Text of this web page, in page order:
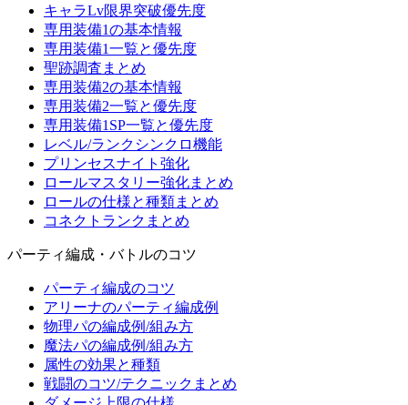
キャラLv限界突破優先度
専用装備1の基本情報
専用装備1一覧と優先度
聖跡調査まとめ
専用装備2の基本情報
専用装備2一覧と優先度
専用装備1SP一覧と優先度
レベル/ランクシンクロ機能
プリンセスナイト強化
ロールマスタリー強化まとめ
ロールの仕様と種類まとめ
コネクトランクまとめ
パーティ編成・バトルのコツ
パーティ編成のコツ
アリーナのパーティ編成例
物理パの編成例/組み方
魔法パの編成例/組み方
属性の効果と種類
戦闘のコツ/テクニックまとめ